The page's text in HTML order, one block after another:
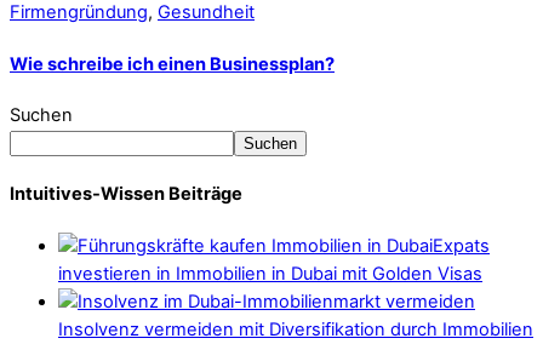
Firmengründung, Gesundheit
Wie schreibe ich einen Businessplan?
Suchen
Suchen
Intuitives-Wissen Beiträge
Expats
investieren in Immobilien in Dubai mit Golden Visas
Insolvenz vermeiden mit Diversifikation durch Immobilien